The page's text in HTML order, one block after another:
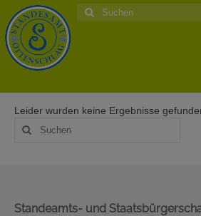
Suche
nach:
Home
Hochzeiten 2026
Leider wurden keine Ergebnisse
Suche
nach:
Standeamts- und